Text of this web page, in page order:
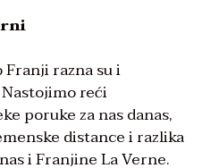
razna su i
reći
poruke za nas danas,
distance i razlika
i Franjine La Verne.